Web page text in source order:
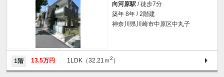
向河原駅 / 徒歩7分
築年 8年 / 2階建
神奈川県川崎市中原区中丸子
1階 13.5万円 1LDK（32.21ｍ2 ）